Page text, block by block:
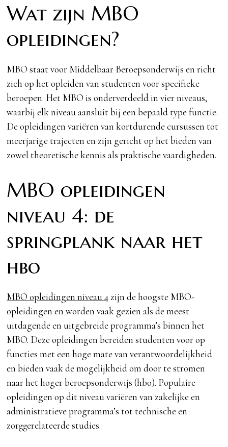
Wat zijn MBO
opleidingen?
MBO staat voor Middelbaar Beroepsonderwijs en richt
zich op het opleiden van studenten voor specifieke
beroepen. Het MBO is onderverdeeld in vier niveaus,
waarbij elk niveau aansluit bij een bepaald type functie.
De opleidingen variëren van kortdurende cursussen tot
meerjarige trajecten en zijn gericht op het bieden van
zowel theoretische kennis als praktische vaardigheden.
MBO opleidingen
niveau 4: de
springplank naar het
hbo
MBO opleidingen niveau 4 zijn de hoogste MBO-
opleidingen en worden vaak gezien als de meest
uitdagende en uitgebreide programma’s binnen het
MBO. Deze opleidingen bereiden studenten voor op
functies met een hoge mate van verantwoordelijkheid
en bieden vaak de mogelijkheid om door te stromen
naar het hoger beroepsonderwijs (hbo). Populaire
opleidingen op dit niveau variëren van zakelijke en
administratieve programma’s tot technische en
zorggerelateerde studies.